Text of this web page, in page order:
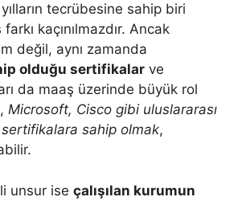
tecrübesine sahip biri
kaçınılmazdır. Ancak
değil, aynı zamanda
olduğu sertifikalar ve
da maaş üzerinde büyük rol
Microsoft, Cisco gibi uluslararası
sahip olmak,
unsur ise çalışılan kurumun